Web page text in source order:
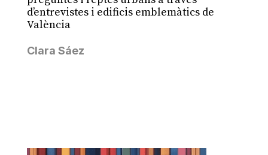
d’entrevistes i edificis emblemàtics de
València
Clara Sáez